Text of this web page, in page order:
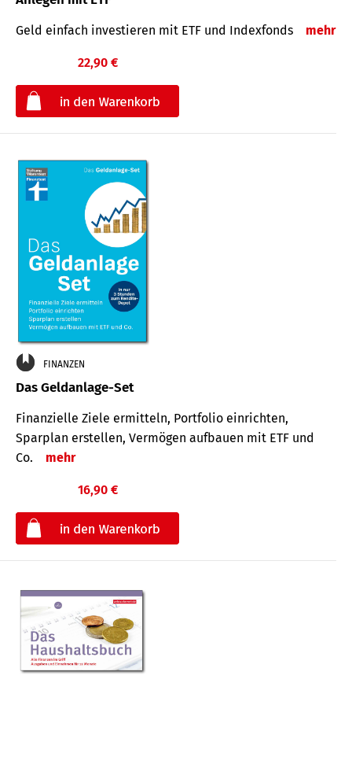
Geld einfach investieren mit ETF und Indexfonds mehr
22,90 €
FINANZEN
Das Geldanlage-Set
Finanzielle Ziele ermitteln, Portfolio einrichten,
Sparplan erstellen, Vermögen aufbauen mit ETF und
Co.
mehr
16,90 €